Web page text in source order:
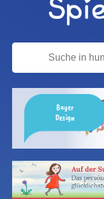
Bayer
Design